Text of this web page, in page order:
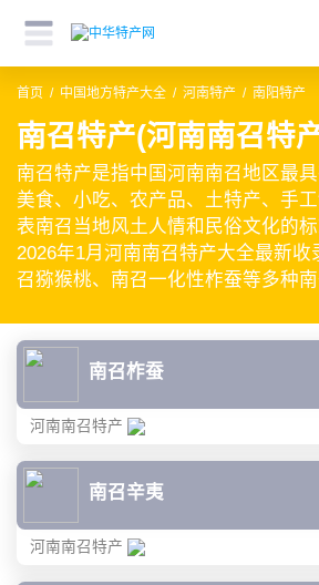
首页 中国地方特产大全 河南特产 南阳特产
南召特产(河南南召特
南召特产是指中国河南南召地区最
美食、小吃、农产品、土特产、手
表南召当地风土人情和民俗文化的标
2026年1月河南南召特产大全最新收
召猕猴桃、南召一化性柞蚕等多种南
南召柞蚕
河南南召特产
南召辛夷
河南南召特产